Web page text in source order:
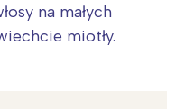
na małych
miotły.